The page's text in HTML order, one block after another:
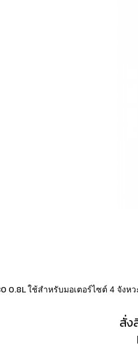
0.8Lใช้สำหรับมอเตอร์ไซต์ 4 จังห
สั่ง